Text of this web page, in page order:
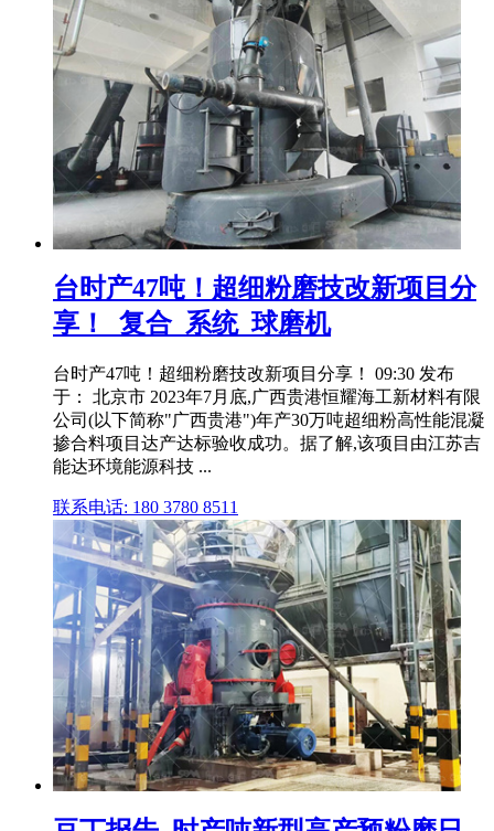
台时产47吨！超细粉磨技改新项目分
享！_复合_系统_球磨机
台时产47吨！超细粉磨技改新项目分享！ 09:30 发布
于： 北京市 2023年7月底,广西贵港恒耀海工新材料有限
公司(以下简称"广西贵港")年产30万吨超细粉高性能混凝
掺合料项目达产达标验收成功。据了解,该项目由江苏吉
能达环境能源科技 ...
联系电话: 180 3780 8511